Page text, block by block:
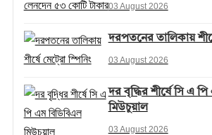
03 August 2026
দরপতনের তালিকায়
03 August 2026
দর বৃদ্ধির শীর্ষে সি এ
মিউচুয়াল
03 August 2026